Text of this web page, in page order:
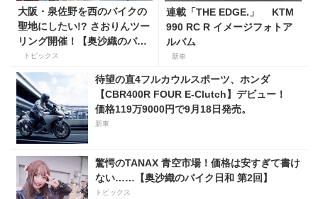
大阪・泉佐野を西のバイクの
聖地にしたい!? さおりんツー
リング開催！【奥沙織のバイ
ク日和第３回】
トピックス
連載「THE EDGE.」 KTM
990 RC R イメージフォトア
ルバム
新車
待望の直4フルカウルスポーツ、ホンダ
【CBR400R FOUR E-Clutch】デビュー！
価格119万9000円で9月18日発売。
新車
驚愕のTANAX 青空市場！価格は安すぎて書け
ない……【奥沙織のバイク日和 第2回】
トピックス